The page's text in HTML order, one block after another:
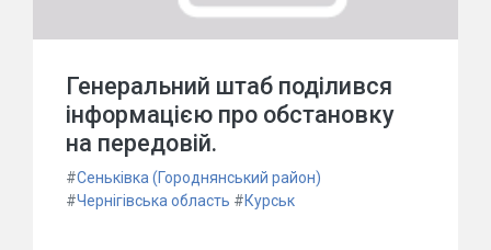
Генеральний штаб поділився
інформацією про обстановку
на передовій.
#Сеньківка (Городнянський район)
#Чернігівська область #Курськ